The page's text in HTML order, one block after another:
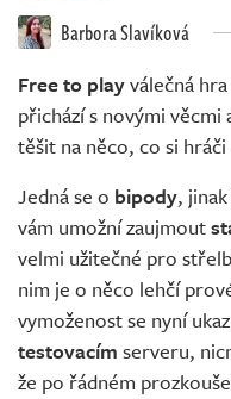
Barbora Slavíková
Free to playválečná hra
přichází s novými
těšit na něco, co si
Jedná se o bipody,
vám umožní zaujmout
velmi užitečné pro
nim je o něco lehčí
vymoženost se nyní
testovacím serveru,
že po řádném